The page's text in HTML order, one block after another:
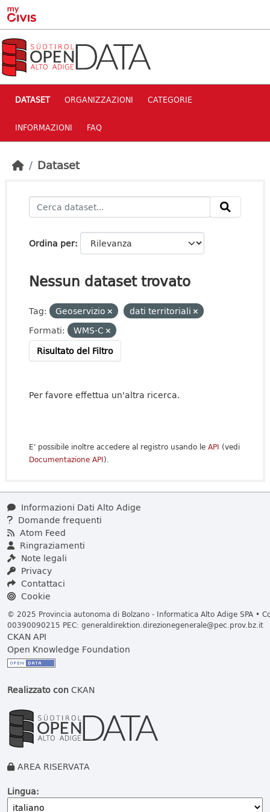
Skip to main content
DATASET ORGANIZZAZIONI CATEGORIE
INFORMAZIONI FAQ
Dataset
Ordina per
Nessun dataset trovato
Tag: Geoservizio
dati territoriali
Formati:
WMS-C
Risultato del Filtro
Per favore effettua un'altra ricerca.
E' possibile inoltre accedere al registro usando le API (vedi
Documentazione API).
Informazioni Dati Alto Adige
Domande frequenti
Atom Feed
Ringraziamenti
Note legali
Privacy
Contattaci
Cookie
© 2025 Provincia autonoma di Bolzano - Informatica Alto Adige SPA •
00390090215 PEC: generaldirektion.direzionegenerale@pec.prov.bz.it
CKAN API
Open Knowledge Foundation
Realizzato conCKAN
AREA RISERVATA
Lingua